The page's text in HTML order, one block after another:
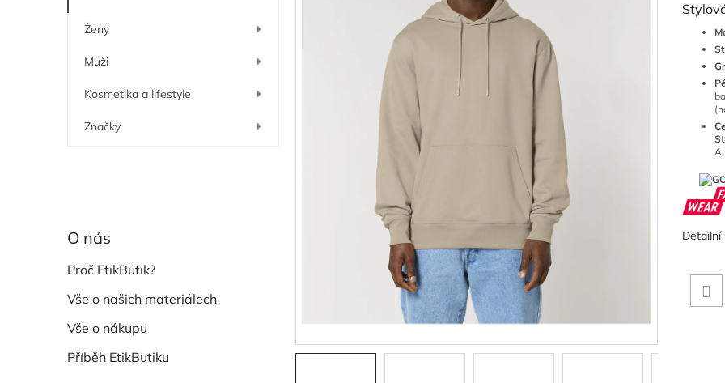
í
Ženy
Muži
Kosmetika a lifestyle
Značky
O nás
Proč EtikButik?
Vše o našich materiálech
Vše o nákupu
Příběh EtikButiku
Detailní